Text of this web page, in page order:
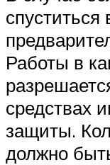
Работы в
средствах
защиты.
должно